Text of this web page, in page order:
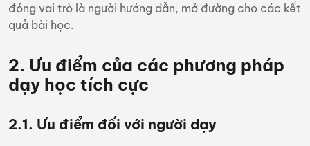
đóng vai trò là người hướng dẫn, mở đường cho các kết
quả bài học.
2. Ưu điểm của các phương pháp
dạy học tích cực
2.1. Ưu điểm đối với người dạy